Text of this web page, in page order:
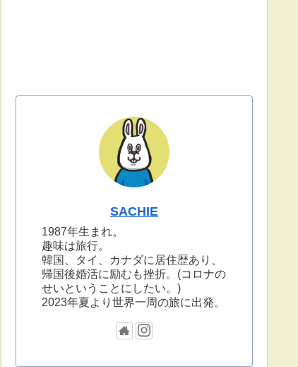
SACHIE
1987年生まれ。
趣味は旅行。
韓国、タイ、カナダに居住歴あり、
帰国後婚活に励むも挫折。(コロナの
せいということにしたい。)
2023年夏より世界一周の旅に出発。